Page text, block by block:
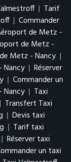
| Tarif
| Commander
de Metz -
de Metz -
Metz - Nancy |
| Réserver
| Commander un
Nancy | Taxi
| Transfert Taxi
| Devis taxi
| Tarif taxi
| Réserver taxi
un taxi